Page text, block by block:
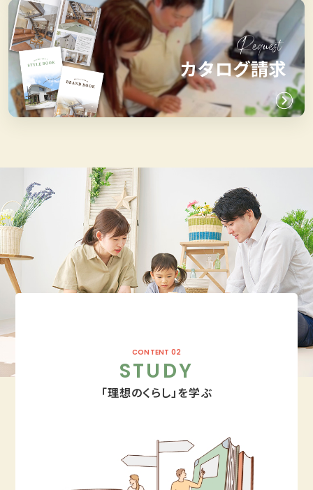
CONTENT 02
STUDY
「理想のくらし」を学ぶ